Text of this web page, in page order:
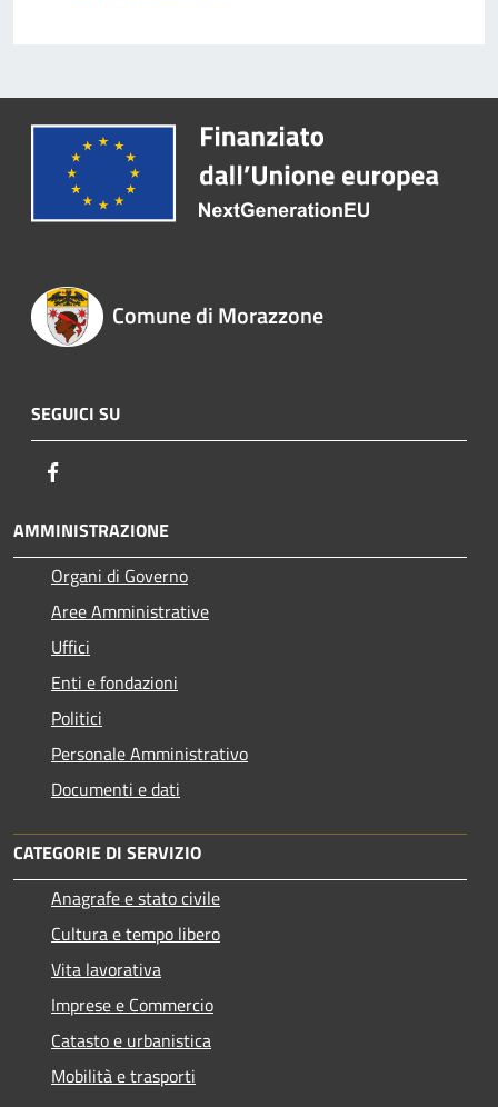
Comune di Morazzone
SEGUICI SU
AMMINISTRAZIONE
Organi di Governo
Aree Amministrative
Uffici
Enti e fondazioni
Politici
Personale Amministrativo
Documenti e dati
CATEGORIE DI SERVIZIO
Anagrafe e stato civile
Cultura e tempo libero
Vita lavorativa
Imprese e Commercio
Catasto e urbanistica
Mobilità e trasporti